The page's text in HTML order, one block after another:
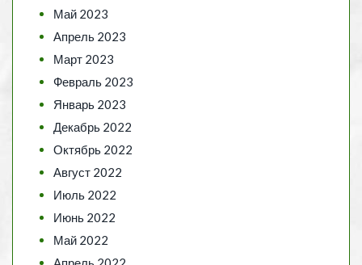
Май 2023
Апрель 2023
Март 2023
Февраль 2023
Январь 2023
Декабрь 2022
Октябрь 2022
Август 2022
Июль 2022
Июнь 2022
Май 2022